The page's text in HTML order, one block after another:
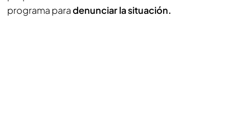
programa paradenunciar la situación.